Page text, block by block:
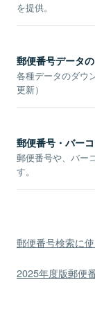
を提供。
郵便番号データ
各種データのダウ
更新）
郵便番号・バー
郵便番号や、バー
す。
郵便番号検索に
2025年度版郵便